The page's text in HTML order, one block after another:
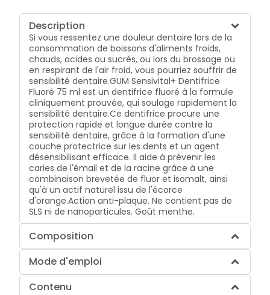
Description
Si vous ressentez une douleur dentaire lors de la
consommation de boissons d'aliments froids,
chauds, acides ou sucrés, ou lors du brossage ou
en respirant de l'air froid, vous pourriez souffrir de
sensibilité dentaire.GUM Sensivital+ Dentifrice
Fluoré 75 ml est un dentifrice fluoré à la formule
cliniquement prouvée, qui soulage rapidement la
sensibilité dentaire.Ce dentifrice procure une
protection rapide et longue durée contre la
sensibilité dentaire, grâce à la formation d'une
couche protectrice sur les dents et un agent
désensibilisant efficace. Il aide à prévenir les
caries de l'émail et de la racine grâce à une
combinaison brevetée de fluor et isomalt, ainsi
qu'à un actif naturel issu de l'écorce
d'orange.Action anti-plaque. Ne contient pas de
SLS ni de nanoparticules. Goût menthe.
Composition
Mode d'emploi
Contenu